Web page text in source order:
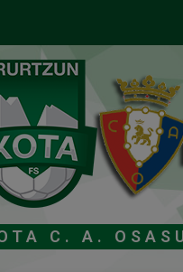
C. A.